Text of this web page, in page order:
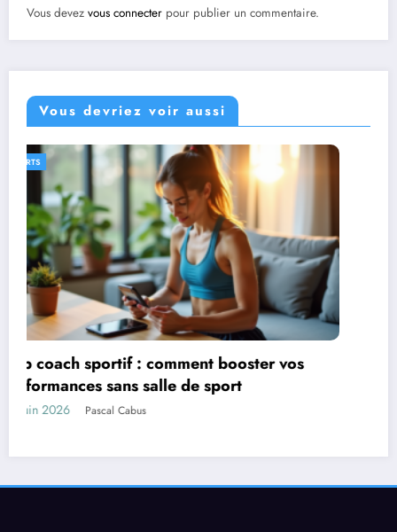
Vous devez vous connecter pour publier un commentaire.
Vous devriez voir aussi
Idées de cadeaux pour une famille lyonnaise
expatriée